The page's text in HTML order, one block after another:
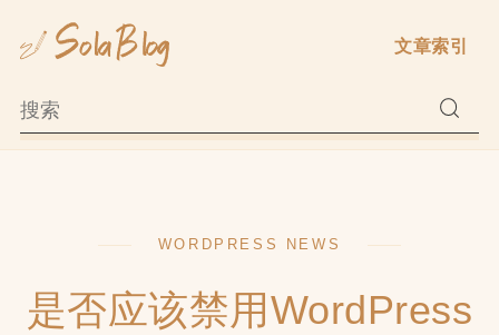
文章索引
WORDPRESS NEWS
是否应该禁用WordPress